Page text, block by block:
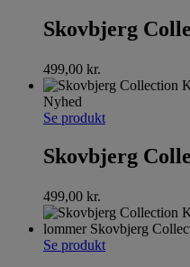
Skovbjerg
499,00 kr.
Nyhed
Se produkt
Skovbjerg
499,00 kr.
Se produkt